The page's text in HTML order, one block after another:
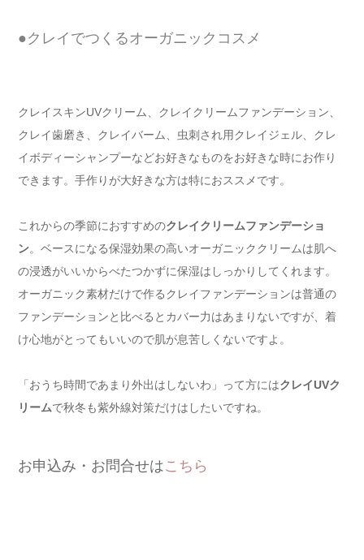
●クレイでつくるオーガニックコスメ
クレイスキンUVクリーム、クレイクリームファンデーション、
クレイ歯磨き、クレイバーム、虫刺され用クレイジェル、クレ
イボディーシャンプーなどお好きなものをお好きな時にお作り
できます。手作りが大好きな方は特におススメです。
これからの季節におすすめのクレイクリームファンデーショ
ン。ベースになる保湿効果の高いオーガニッククリームは肌へ
の浸透がいいからべたつかずに保湿はしっかりしてくれます。
オーガニック素材だけで作るクレイファンデーションは普通の
ファンデーションと比べるとカバー力はあまりないですが、着
け心地がとってもいいので肌が息苦しくないですよ。
「おうち時間であまり外出はしないわ」って方にはクレイUVク
リームで秋冬も紫外線対策だけはしたいですね。
お申込み・お問合せはこちら